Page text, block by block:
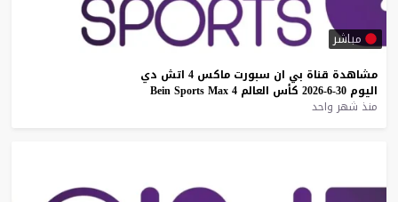
مباشر
مشاهدة قناة بي ان سبورت ماكس 4 اتش دي
اليوم 30-6-2026 كأس العالم Bein Sports Max 4
منذ شهر واحد